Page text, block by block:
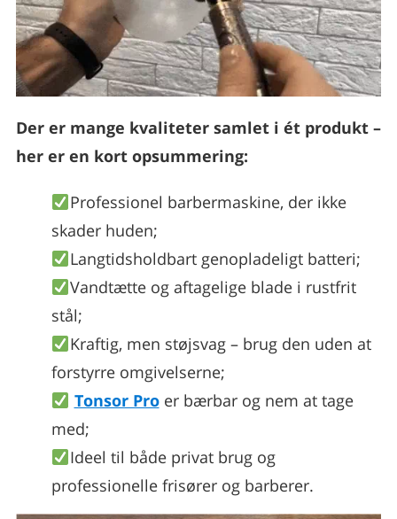
Der er mange kvaliteter samlet i ét produkt –
her er en kort opsummering:
Professionel barbermaskine, der ikke
skader huden;
Langtidsholdbart genopladeligt batteri;
Vandtætte og aftagelige blade i rustfrit
stål;
Kraftig, men støjsvag – brug den uden at
forstyrre omgivelserne;
Tonsor Proer bærbar og nem at tage
med;
Ideel til både privat brug og
professionelle frisører og barberer.